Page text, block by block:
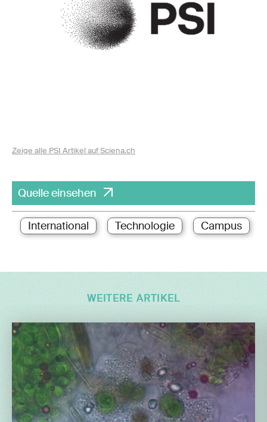
Zeige alle PSI Artikel auf Sciena.ch
Quelle einsehen
International Technologie Campus
WEITERE ARTIKEL